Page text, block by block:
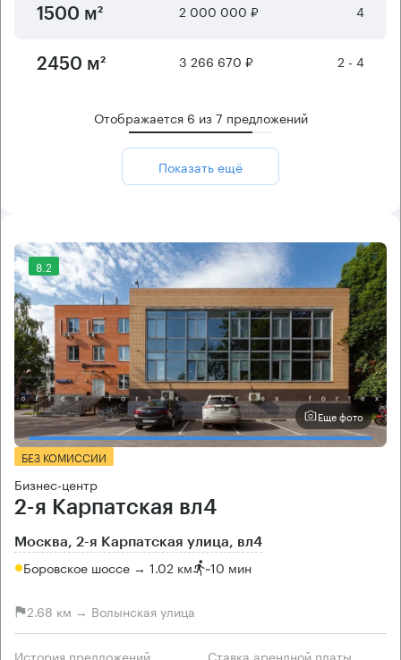
1500 м² 2 000 000 ₽ 4
2450 м² 3 266 670 ₽ 2 - 4
Отображается 6 из7 предложений
Показать ещё
8.2
Еще фото
БЕЗ КОМИССИИ
Бизнес-центр
2-я Карпатская вл4
Москва, 2-я Карпатская улица, вл4
Боровское шоссе → 1.02 км ~10 мин
2.68 км → Волынская улица
История предложений Ставка арендной платы